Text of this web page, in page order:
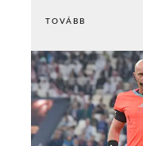
TOVÁBB